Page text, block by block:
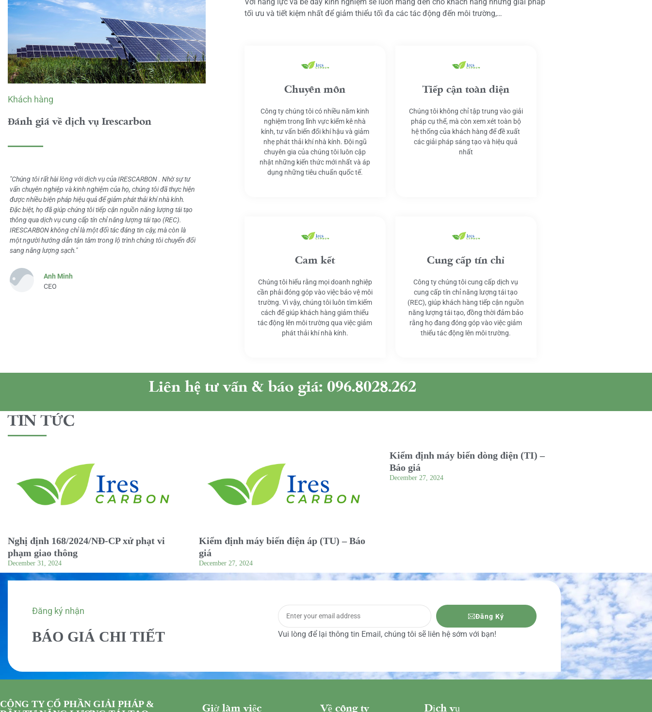
Khách hàng
Đánh giá về dịch vụ Irescarbon
"Chúng tôi rất hài lòng với dịch vụ của IRESCARBON . Nhờ sự tư
vấn chuyên nghiệp và kinh nghiệm của họ, chúng tôi đã thực hiện
được nhiều biện pháp hiệu quả để giảm phát thải khí nhà kính.
Đặc biệt, họ đã giúp chúng tôi tiếp cận nguồn năng lượng tái tạo
thông qua dịch vụ cung cấp tín chỉ năng lượng tái tạo (REC).
IRESCARBON không chỉ là một đối tác đáng tin cậy, mà còn là
một người hướng dẫn tận tâm trong lộ trình chúng tôi chuyển đổi
sang năng lượng sạch."
Anh Minh
CEO
tối ưu và tiết kiệm nhất để giảm thiểu tối đa các tác động đến môi trường,…
Chuyên môn
Công ty chúng tôi có nhiều năm kinh
nghiệm trong lĩnh vực kiểm kê nhà
kính, tư vấn biến đổi khí hậu và giảm
nhẹ phát thải khí nhà kính. Đội ngũ
chuyên gia của chúng tôi luôn cập
nhật những kiến thức mới nhất và áp
dụng những tiêu chuẩn quốc tế.
Tiếp cận toàn diện
Chúng tôi không chỉ tập trung vào giải
pháp cụ thể, mà còn xem xét toàn bộ
hệ thống của khách hàng để đề xuất
các giải pháp sáng tạo và hiệu quả
nhất
Cam kết
Chúng tôi hiểu rằng mọi doanh nghiệp
cần phải đóng góp vào việc bảo vệ môi
trường. Vì vậy, chúng tôi luôn tìm kiếm
cách để giúp khách hàng giảm thiểu
tác động lên môi trường qua việc giảm
phát thải khí nhà kính.
Cung cấp tín chỉ
Công ty chúng tôi cung cấp dịch vụ
cung cấp tín chỉ năng lượng tái tạo
(REC), giúp khách hàng tiếp cận nguồn
năng lượng tái tạo, đồng thời đảm bảo
rằng họ đang đóng góp vào việc giảm
thiểu tác động lên môi trường.
Liên hệ tư vấn & báo giá: 096.8028.262
TIN TỨC
Nghị định 168/2024/NĐ-CP xử phạt vi
phạm giao thông
December 31, 2024
Kiểm định máy biến điện áp (TU) – Báo
giá
December 27, 2024
Kiểm định máy biến dòng điện (TI) –
Báo giá
December 27, 2024
Đăng ký nhận
BÁO GIÁ CHI TIẾT
Đăng Ký
Vui lòng để lại thông tin Email, chúng tôi sẽ liên hệ sớm với bạn!
CÔNG TY CỔ PHẦN GIẢI PHÁP &
Giờ làm việc Về công ty Dịch vụ